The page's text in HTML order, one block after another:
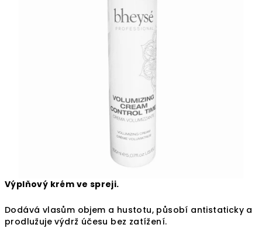
Výplňový krém ve spreji.
Dodává vlasům objem a hustotu, působí antistaticky a
prodlužuje výdrž účesu bez zatížení.